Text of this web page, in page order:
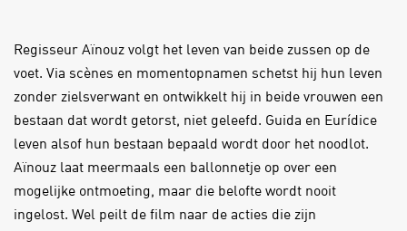
Regisseur Aïnouz volgt het leven van beide zussen op de
voet. Via scènes en momentopnamen schetst hij hun leven
zonder zielsverwant en ontwikkelt hij in beide vrouwen een
bestaan dat wordt getorst, niet geleefd. Guida en Eurídice
leven alsof hun bestaan bepaald wordt door het noodlot.
Aïnouz laat meermaals een ballonnetje op over een
mogelijke ontmoeting, maar die belofte wordt nooit
ingelost. Wel peilt de film naar de acties die zijn